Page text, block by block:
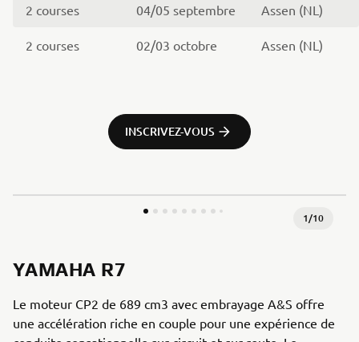
2 courses 04/05 septembre Assen (NL)
2 courses 02/03 octobre Assen (NL)
INSCRIVEZ-VOUS
1/10
YAMAHA R7
Le moteur CP2 de 689 cm3 avec embrayage A&S offre
une accélération riche en couple pour une expérience de